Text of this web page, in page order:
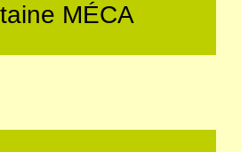
MÉCA